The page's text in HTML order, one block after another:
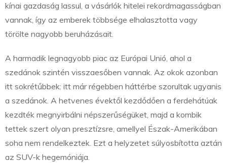
kínai gazdaság lassul, a vásárlók hitelei rekordmagasságban
vannak, így az emberek többsége elhalasztotta vagy
törölte nagyobb beruházásait.
A harmadik legnagyobb piac az Európai Unió, ahol a
szedánok szintén visszaesőben vannak. Az okok azonban
itt sokrétűbbek: itt már régebben háttérbe szorultak ugyanis
a szedánok. A hetvenes évektől kezdődően a ferdehátúak
kezdték megnyirbálni népszerűségüket, majd a kombik
tettek szert olyan presztízsre, amellyel Észak-Amerikában
soha nem rendelkeztek. Ezt a helyzetet súlyosbította aztán
az SUV-k hegemóniája.